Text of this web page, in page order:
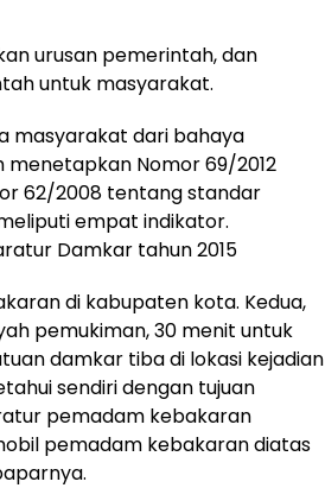
urusan pemerintah, dan
untuk masyarakat.
masyarakat dari bahaya
Nomor 69/2012
62/2008 tentang standar
empat indikator.
Damkar tahun 2015
di kabupaten kota. Kedua,
pemukiman, 30 menit untuk
damkar tiba di lokasi kejadian
sendiri dengan tujuan
pemadam kebakaran
pemadam kebakaran diatas